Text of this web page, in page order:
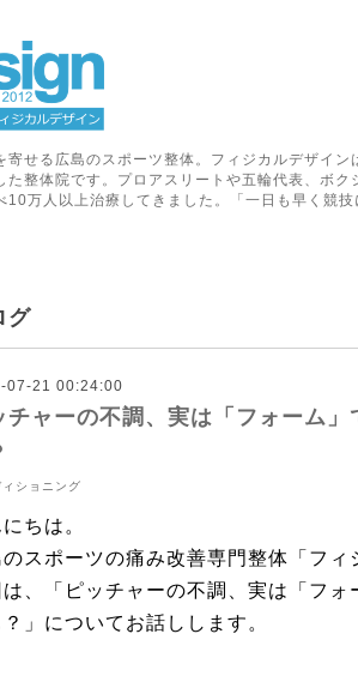
寄せる広島のスポーツ整体。フィジカルデザイ
整体院です。プロアスリートや五輪代表、ボ
万人以上治療してきました。「一日も早く競
グ
07-21 00:24:00
チャーの不調、実は「フォーム
ィショニング
ちは。
のスポーツの痛み改善専門整体「フィ
、「ピッチャーの不調、実は「フ
」についてお話しします。